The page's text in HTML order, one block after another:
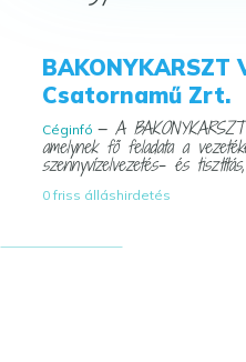
BAKONYKARSZT
Csatornamű Zrt.
Céginfó — A
amelynek fő feladata a
szennyvízelvezetés- és
0 friss álláshirdetés